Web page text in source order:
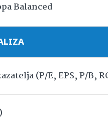
Balanced
(P/E, EPS, P/B,